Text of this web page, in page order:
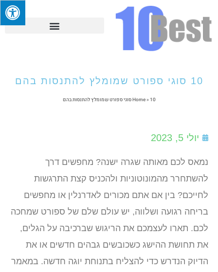
10 סוגי ספורט שמומלץ להתנסות בהם
Home» 10 סוגי ספורט שמומלץ להתנסות בהם
יולי 5, 2023
נמאס לכם מאותה שגרה ישנה? מחפשים דרך
להשתחרר מהמונוטוניות ולהכניס קצת התרגשות
לחייכם? בין אם אתם מכורים לאדרנלין או מחפשים
בריחה רגועה ושלווה, יש עולם שלם של ספורט שמחכה
לכם. תארו לעצמכם את הריגוש שברכיבה על הגלים,
את תחושת ההישג כשכובשים גבהים חדשים או את
הדיוק הנדרש כדי להצליח בתנוחת יוגה חדשה. במאמר